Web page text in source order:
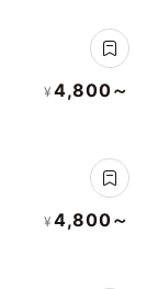
¥ 4,800～
¥ 4,800～